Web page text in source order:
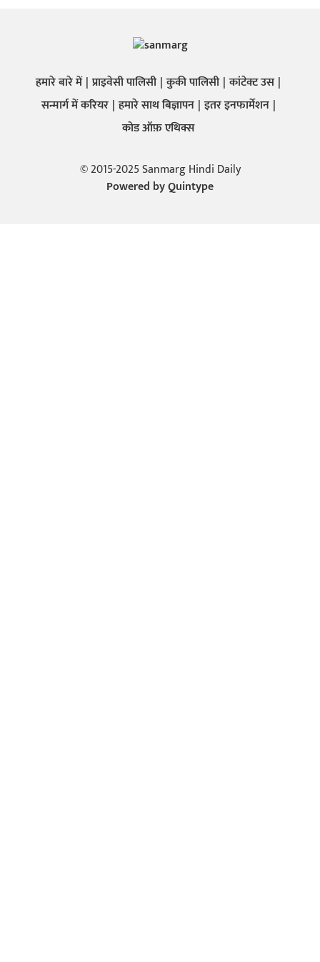
हमारे बारे में प्राइवेसी पालिसी कुकी पालिसी कांटेक्ट उस
सन्मार्ग में करियर हमारे साथ बिज्ञापन इतर इनफार्मेशन
कोड ऑफ़ एथिक्स
© 2015-2025 Sanmarg Hindi Daily
Powered byQuintype